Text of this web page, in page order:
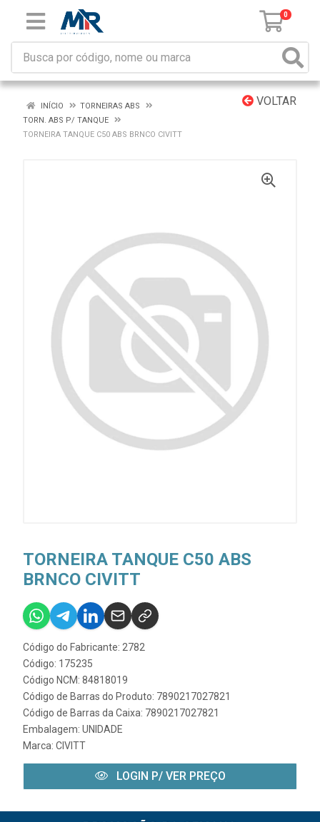
0
VOLTAR
INÍCIO
TORNEIRAS ABS
TORN. ABS P/ TANQUE
TORNEIRA TANQUE C50 ABS BRNCO CIVITT
TORNEIRA TANQUE C50 ABS
BRNCO CIVITT
Código do Fabricante: 2782
Código: 175235
Código NCM: 84818019
Código de Barras do Produto: 7890217027821
Código de Barras da Caixa: 7890217027821
Embalagem: UNIDADE
Marca: CIVITT
LOGIN P/ VER PREÇO